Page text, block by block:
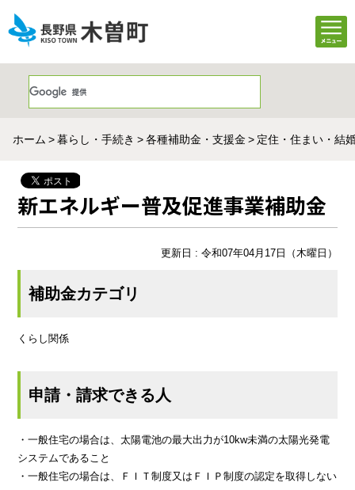
ホーム 暮らし・手続き 各種補助金・支援金 定住・住まい・結
新エネルギー普及促進事業補助金
更新日 : 令和07年04月17日（木曜日）
補助金カテゴリ
くらし関係
申請・請求できる人
・一般住宅の場合は、太陽電池の最大出力が10kw未満の太陽光発電
システムであること
・一般住宅の場合は、ＦＩＴ制度又はＦＩＰ制度の認定を取得しない